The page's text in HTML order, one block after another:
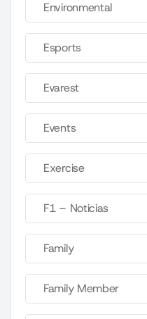
Environmental
Esports
Evarest
Events
Exercise
F1 – Noticias
Family
Family Member